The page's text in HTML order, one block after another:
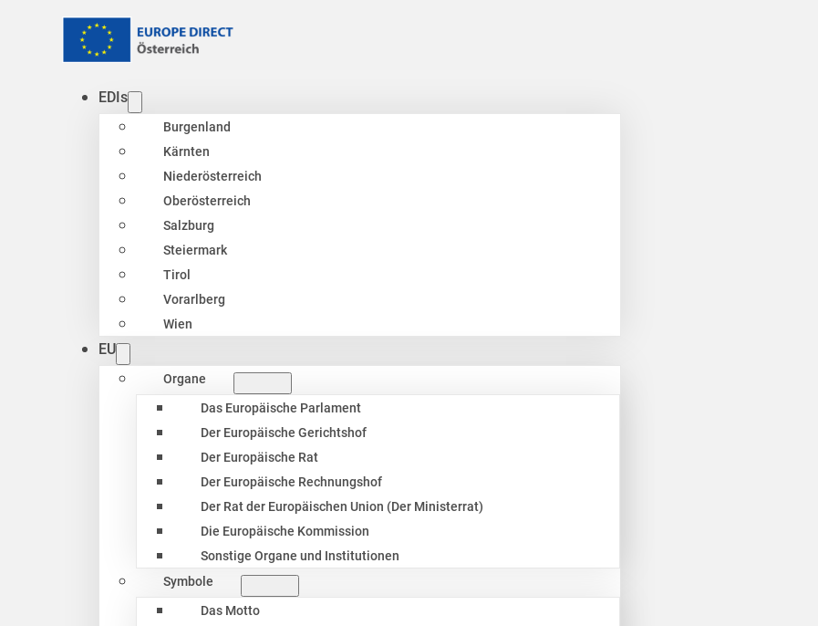
EDIs
Burgenland
Kärnten
Niederösterreich
Oberösterreich
Salzburg
Steiermark
Tirol
Vorarlberg
Wien
EU
Organe
Das Europäische Parlament
Der Europäische Gerichtshof
Der Europäische Rat
Der Europäische Rechnungshof
Der Rat der Europäischen Union (Der Ministerrat)
Die Europäische Kommission
Sonstige Organe und Institutionen
Symbole
Das Motto